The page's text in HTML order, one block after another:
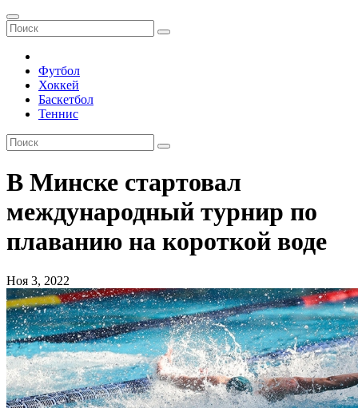
Футбол
Хоккей
Баскетбол
Теннис
В Минске стартовал
международный турнир по
плаванию на короткой воде
Ноя 3, 2022